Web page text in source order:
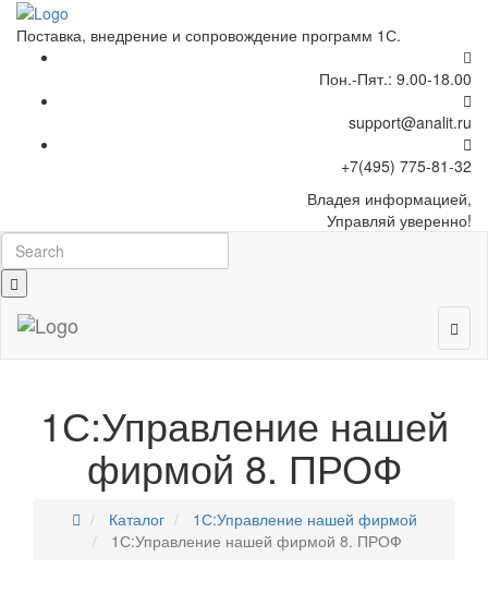
Поставка, внедрение и сопровождение программ 1С.
Пон.-Пят.: 9.00-18.00
support@analit.ru
+7(495) 775-81-32
Владея информацией,
Управляй уверенно!
1С:Управление нашей
фирмой 8. ПРОФ
Каталог
1С:Управление нашей фирмой
1С:Управление нашей фирмой 8. ПРОФ